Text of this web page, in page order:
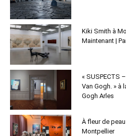
Kiki Smith à
Maintenant |
« SUSPECTS
Van Gogh. » à
Gogh Arles
À fleur de peau
Montpellier